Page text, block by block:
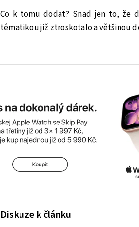
Co k tomu dodat? Snad jen to, že
tématikou již ztroskotalo a většinou
Diskuze k článku